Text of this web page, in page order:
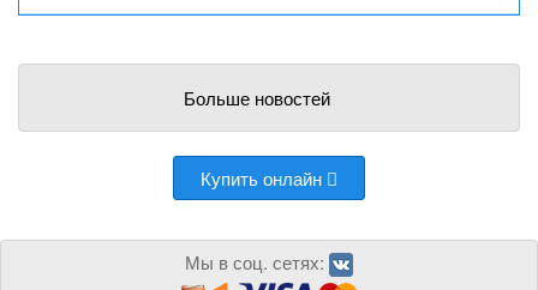
Больше новостей
Купить онлайн
Мы в соц. сетях: